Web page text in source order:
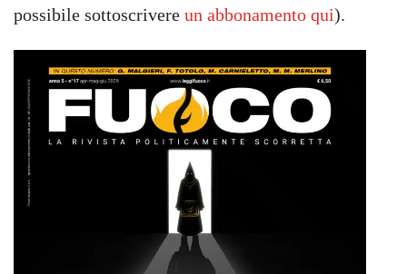
possibile sottoscrivere un abbonamento qui).